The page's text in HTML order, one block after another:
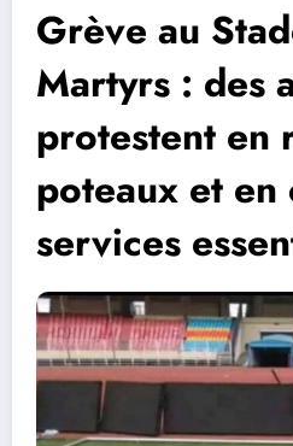
Grève au
Martyrs : des
protestent en
poteaux et en
services